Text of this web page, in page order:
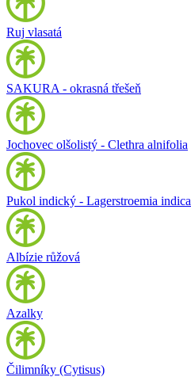
Ruj vlasatá
SAKURA - okrasná třešeň
Jochovec olšolistý - Clethra alnifolia
Pukol indický - Lagerstroemia indica
Albízie růžová
Azalky
Čilimníky (Cytisus)